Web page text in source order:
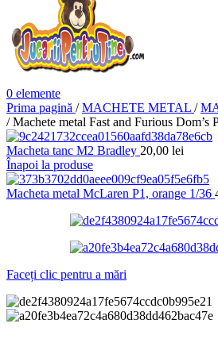
0 elemente
Prima pagină / MACHETE METAL /
/ Machete metal Fast and Furious Dom’s
Macheta tanc M2 Bradley 20,00 lei
Înapoi la produse
Macheta metal McLaren P1, orange 1/36
Faceți clic pentru a mări